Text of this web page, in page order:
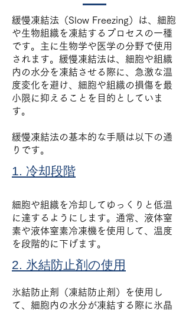
緩慢凍結法（Slow Freezing）は、細胞
や生物組織を凍結するプロセスの一種
です。主に生物学や医学の分野で使用
されます。緩慢凍結法は、細胞や組織
内の水分を凍結させる際に、急激な温
度変化を避け、細胞や組織の損傷を最
小限に抑えることを目的としていま
す。
緩慢凍結法の基本的な手順は以下の通
りです。
1. 冷却段階
細胞や組織を冷却してゆっくりと低温
に達するようにします。通常、液体窒
素や液体窒素冷凍機を使用して、温度
を段階的に下げます。
2. 氷結防止剤の使用
氷結防止剤（凍結防止剤）を使用し
て、細胞内の水分が凍結する際に氷晶